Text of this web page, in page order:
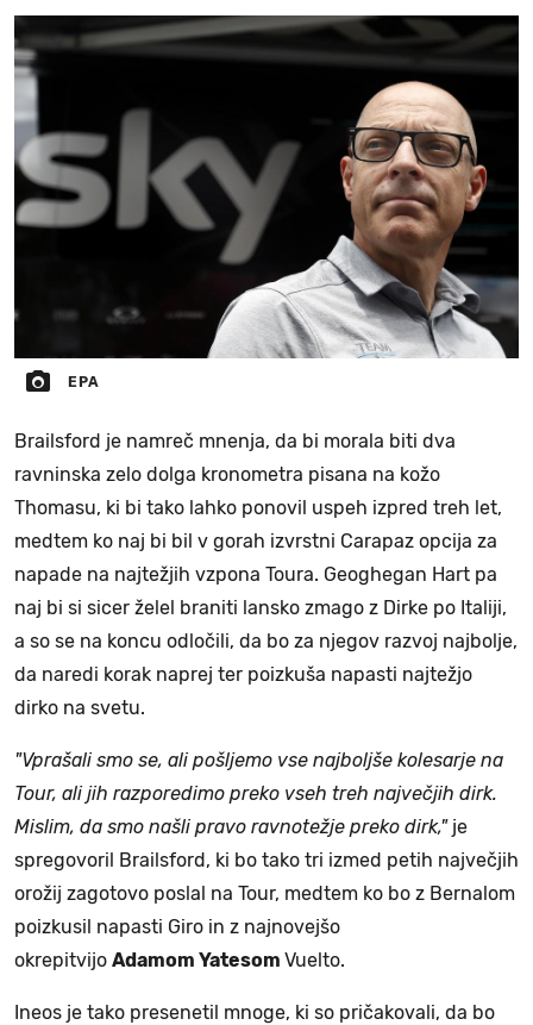
EPA
Brailsford je namreč mnenja, da bi morala biti dva
ravninska zelo dolga kronometra pisana na kožo
Thomasu, ki bi tako lahko ponovil uspeh izpred treh let,
medtem ko naj bi bil v gorah izvrstni Carapaz opcija za
napade na najtežjih vzpona Toura. Geoghegan Hart pa
naj bi si sicer želel braniti lansko zmago z Dirke po Italiji,
a so se na koncu odločili, da bo za njegov razvoj najbolje,
da naredi korak naprej ter poizkuša napasti najtežjo
dirko na svetu.
"Vprašali smo se, ali pošljemo vse najboljše kolesarje na
Tour, ali jih razporedimo preko vseh treh največjih dirk.
Mislim, da smo našli pravo ravnotežje preko dirk," je
spregovoril Brailsford, ki bo tako tri izmed petih največjih
orožij zagotovo poslal na Tour, medtem ko bo z Bernalom
poizkusil napasti Giro in z najnovejšo
okrepitvijo Adamom Yatesom Vuelto.
Ineos je tako presenetil mnoge, ki so pričakovali, da bo